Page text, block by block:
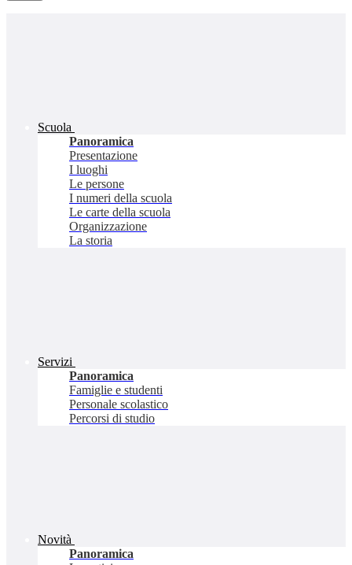
Scuola
Panoramica
Presentazione
I luoghi
Le persone
I numeri della scuola
Le carte della scuola
Organizzazione
La storia
Servizi
Panoramica
Famiglie e studenti
Personale scolastico
Percorsi di studio
Novità
Panoramica